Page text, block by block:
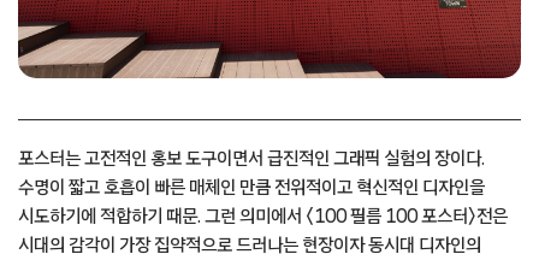
포스터는 고전적인 홍보 도구이면서 급진적인 그래픽 실험의 장이다.
수명이 짧고 호흡이 빠른 매체인 만큼 전위적이고 혁신적인 디자인을
시도하기에 적합하기 때문. 그런 의미에서 〈100 필름 100 포스터〉전은
시대의 감각이 가장 집약적으로 드러나는 현장이자 동시대 디자인의